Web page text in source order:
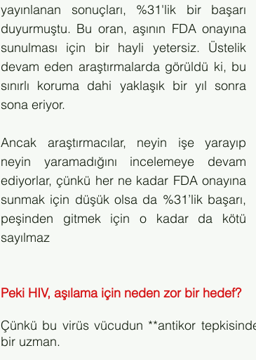
yayınlanan sonuçları, %31'lik bir başarı
duyurmuştu. Bu oran, aşının FDA onayına
sunulması için bir hayli yetersiz. Üstelik
devam eden araştırmalarda görüldü ki, bu
sınırlı koruma dahi yaklaşık bir yıl sonra
sona eriyor.
Ancak araştırmacılar, neyin işe yarayıp
neyin yaramadığını incelemeye devam
ediyorlar, çünkü her ne kadar FDA onayına
sunmak için düşük olsa da %31’lik başarı,
peşinden gitmek için o kadar da kötü
sayılmaz
Peki HIV, aşılama için neden zor bir hedef?
Çünkü bu virüs vücudun **antikor
bir uzman.